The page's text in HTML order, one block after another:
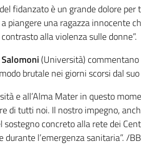
fidanzato è un grande dolore
una ragazza innocente
alla violenza sulle donne”.
(Università)
brutale nei giorni scorsi dal
e all’Alma Mater in questo
di tutti noi. Il nostro impegno,
concreto alla rete dei
l’emergenza sanitaria”. /BB